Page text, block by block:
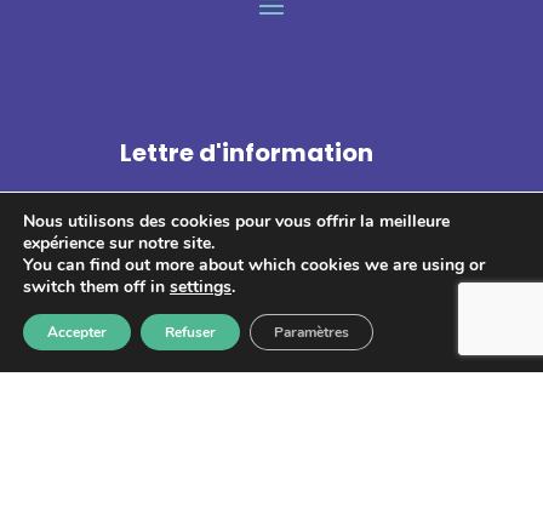
Lettre d'information
enregistrées et transmises à GPS pour le traitement de votre
Nous utilisons des cookies pour vous offrir la meilleure
expérience sur notre site.
You can find out more about which cookies we are using or
switch them off in settings.
Accepter Refuser Paramètres